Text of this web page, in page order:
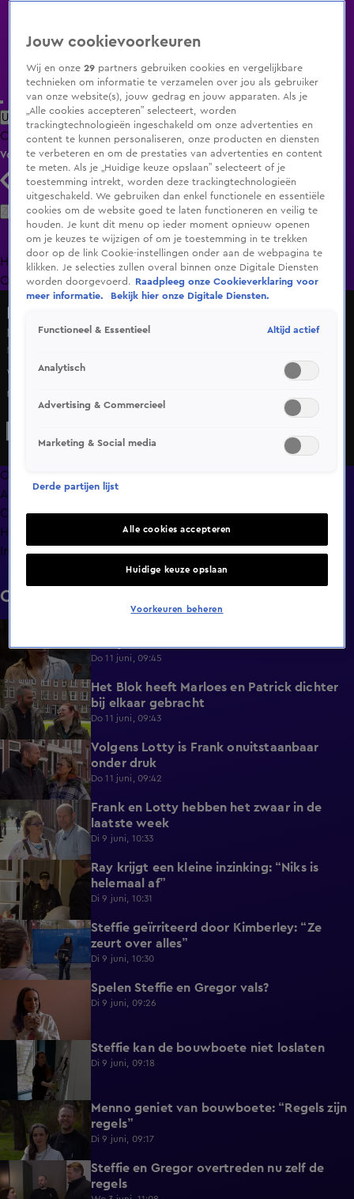
Uitzending Gemist Populaire programma's Zenders Genres
ClipsFilmsRadioSmart TV inlogShop
Volg KIJK
Zoeken
HomeUitzending Gemist Programma's De Bondgenoten
OranjezomerLivestreamsShop
Menno zet vraagtekens bij Steffie en Gregor
Ma 1 juni, 14:23
Wanneer Steffie laat weten dat zij zich aan de 22.00 uur-
regel wil houden, begrijpt Menno daar weinig van.
Volgens hem werd daar eerder op de dag nog heel anders
Overzicht
Afleveringen
Clips
Hoe is het nu met?
Info
Clips
Do 11 juni, 09:45
1:25
Het Blok heeft Marloes en Patrick dichter
bij elkaar gebracht
Do 11 juni, 09:43
0:57
Volgens Lotty is Frank onuitstaanbaar
onder druk
Do 11 juni, 09:42
1:04
Frank en Lotty hebben het zwaar in de
laatste week
Di 9 juni, 10:33
0:46
Ray krijgt een kleine inzinking: “Niks is
helemaal af”
Di 9 juni, 10:31
1:09
Steffie geïrriteerd door Kimberley: “Ze
zeurt over alles”
Di 9 juni, 10:30
0:48 Spelen Steffie en Gregor vals?
Di 9 juni, 09:26
0:55 Steffie kan de bouwboete niet loslaten
Di 9 juni, 09:18
Menno geniet van bouwboete: “Regels zijn
regels”
Di 9 juni, 09:17
1:13
Steffie en Gregor overtreden nu zelf de
regels
Jouw cookievoorkeuren
Wij en onze29 partners gebruiken cookies en vergelijkbare
technieken om informatie te verzamelen over jou als gebruiker
van onze website(s), jouw gedrag en jouw apparaten. Als je
„Alle cookies accepteren” selecteert, worden
trackingtechnologieën ingeschakeld om onze advertenties en
content te kunnen personaliseren, onze producten en diensten
te verbeteren en om de prestaties van advertenties en content
te meten. Als je „Huidige keuze opslaan” selecteert of je
toestemming intrekt, worden deze trackingtechnologieën
uitgeschakeld. We gebruiken dan enkel functionele en essentiële
cookies om de website goed te laten functioneren en veilig te
houden. Je kunt dit menu op ieder moment opnieuw openen
om je keuzes te wijzigen of om je toestemming in te trekken
door op de link Cookie-instellingen onder aan de webpagina te
klikken. Je selecties zullen overal binnen onze Digitale Diensten
worden doorgevoerd.
Raadpleeg onze Cookieverklaring voor
meer informatie.
Bekijk hier onze Digitale Diensten.
Functioneel & Essentieel Altijd actief
Analytisch
Advertising & Commercieel
Marketing & Social media
Derde partijen lijst
Alle cookies accepteren
Huidige keuze opslaan
Voorkeuren beheren